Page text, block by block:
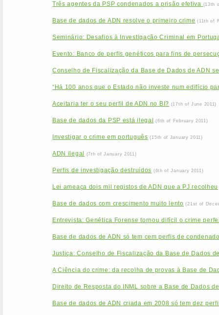
Três agentes da PSP condenados a prisão efetiva (13th
Base de dados de ADN resolve o primeiro crime (11th of
Seminário: Desafios à Investigação Criminal em
Evento: Banco de perfis genéticos para fins de
Conselho de Fiscalização da Base de Dados de ADN
“Há 100 anos que o Estado não investe num edifício
Aceitaria ter o seu perfil de ADN no BI? (17th of June 2011)
Base de dados da PSP está ilegal (6th of February 2011)
Investigar o crime em português (15th of January 2011)
ADN ilegal (7th of January 2011)
Perfis de investigação destruídos (6th of January 2011)
Lei ameaça dois mil registos de ADN que a PJ recolheu
Base de dados com crescimento muito lento (21st of
Entrevista: Genética Forense tornou difícil o crime
Base de dados de ADN só tem cem perfis de
Justiça: Conselho de Fiscalização da Base de Dados
A Ciência do crime: da recolha de provas à Base de
Direito de Resposta do INML sobre a Base de Dados
Base de dados de ADN criada em 2008 só tem dez